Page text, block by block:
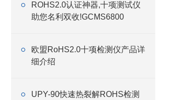
ROHS2.0认证神器,十项测试仪
助您名利双收!GCMS6800
欧盟RoHS2.0十项检测仪产品详
细介绍
UPY-90快速热裂解ROHS检测